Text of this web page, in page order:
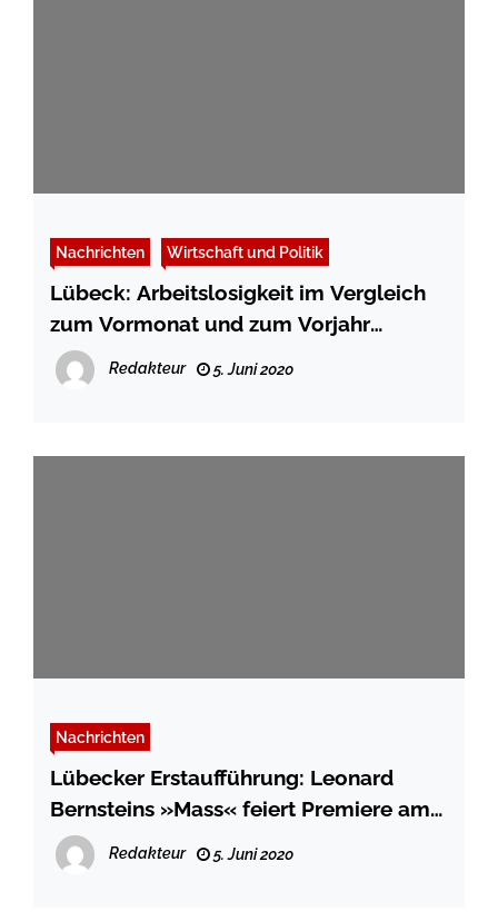
Nachrichten Wirtschaft und Politik
Lübeck: Arbeitslosigkeit im Vergleich
zum Vormonat und zum Vorjahr
angestiegen
Redakteur 5. Juni 2020
Nachrichten
Lübecker Erstaufführung: Leonard
Bernsteins »Mass« feiert Premiere am
Theater Lübeck
Redakteur 5. Juni 2020